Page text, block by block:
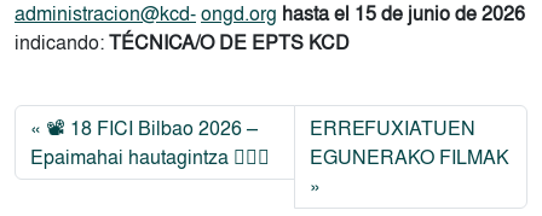
administracion@kcd-ongd.org hasta el 15 de junio de 2026
indicando:TÉCNICA/O DE EPTS KCD
📽️ 18 FICI Bilbao 2026 –
Epaimahai hautagintza 🧑🏽‍⚖️
ERREFUXIATUEN
EGUNERAKO FILMAK